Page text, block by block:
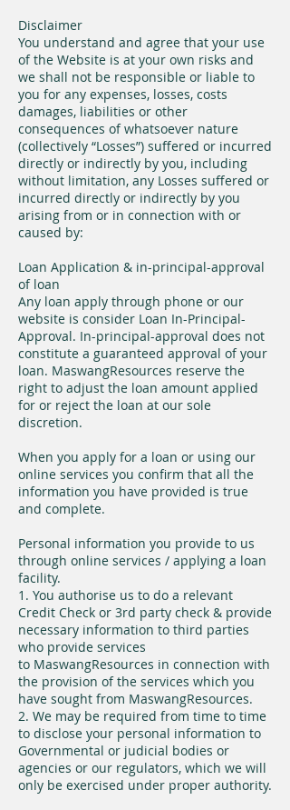
Disclaimer
You understand and agree that your use
of the Website is at your own risks and
we shall not be responsible or liable to
you for any expenses, losses, costs
damages, liabilities or other
consequences of whatsoever nature
(collectively “Losses”) suffered or incurred
directly or indirectly by you, including
without limitation, any Losses suffered or
incurred directly or indirectly by you
arising from or in connection with or
caused by:
Loan Application & in-principal-approval
of loan
Any loan apply through phone or our
website is consider Loan In-Principal-
Approval. In-principal-approval does not
constitute a guaranteed approval of your
loan. MaswangResources reserve the
right to adjust the loan amount applied
for or reject the loan at our sole
discretion.
When you apply for a loan or using our
online services you confirm that all the
information you have provided is true
and complete.
Personal information you provide to us
through online services / applying a loan
facility.
1. You authorise us to do a relevant
Credit Check or 3rd party check & provide
necessary information to third parties
who provide services
to MaswangResources in connection with
the provision of the services which you
have sought from MaswangResources.
2. We may be required from time to time
to disclose your personal information to
Governmental or judicial bodies or
agencies or our regulators, which we will
only be exercised under proper authority.